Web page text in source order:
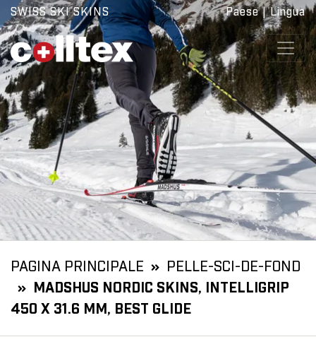
SWISS SKI SKINS Paese|Lingua
PAGINA PRINCIPALE
PELLE-SCI-DE-FOND
MADSHUS NORDIC SKINS, INTELLIGRIP
450 X 31.6 MM, BEST GLIDE